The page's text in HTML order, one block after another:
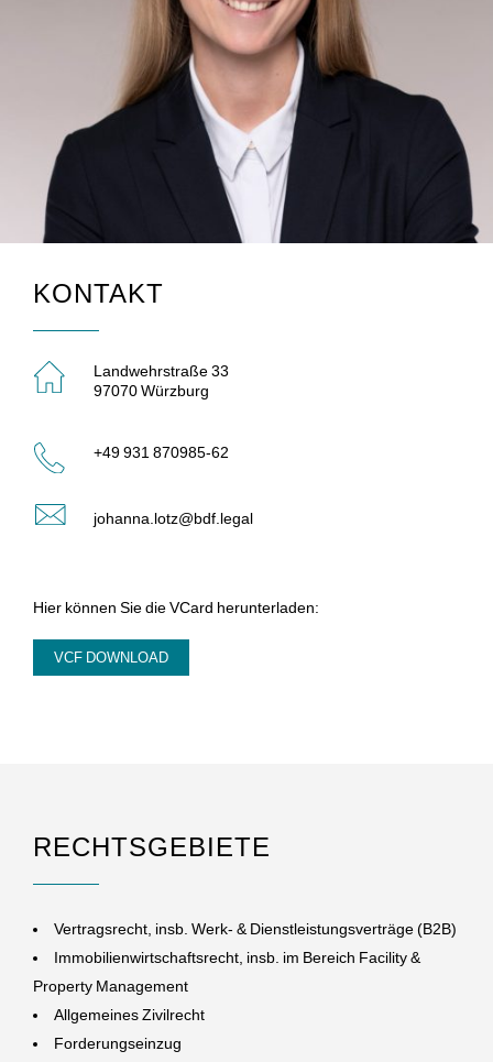
KONTAKT
Landwehrstraße 33
97070 Würzburg
+49 931 870985-62
johanna.lotz@bdf.legal
Hier können Sie die VCard herunterladen:
VCF DOWNLOAD
RECHTSGEBIETE
Vertragsrecht, insb. Werk- & Dienstleistungsverträge (B2B)
Immobilienwirtschaftsrecht, insb. im Bereich Facility &
Property Management
Allgemeines Zivilrecht
Forderungseinzug